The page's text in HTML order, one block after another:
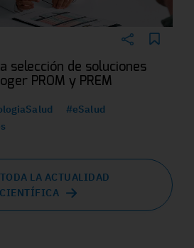
selección de soluciones
PROM y PREM
#eSalud
LA ACTUALIDAD
CIENTÍFICA